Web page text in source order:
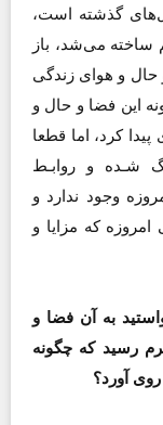
گذشته است،
سـال پـیش هم ساخته می‌شد، باز
و هوای زندگی
این فضا و حال و
کرد، اما قطعا
شـده و روابـط
وجود ندارد و
که مزایا و
به آن فضا و
رسید که چگونه
آورد؟